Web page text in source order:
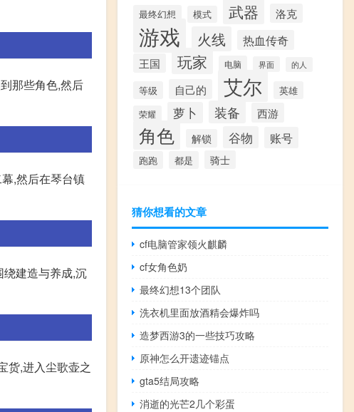
那些角色,然后
,然后在琴台镇
建造与养成,沉
货,进入尘歌壶之
最终幻想 模式 武器 洛克
游戏 火线 热血传奇
王国 玩家 电脑 界面 的人
等级 自己的 艾尔 英雄
荣耀 萝卜 装备 西游
角色 解锁 谷物 账号
跑跑 都是 骑士
猜你想看的文章
cf电脑管家领火麒麟
cf女角色奶
最终幻想13个团队
洗衣机里面放酒精会爆炸吗
造梦西游3的一些技巧攻略
原神怎么开遗迹锚点
gta5结局攻略
消逝的光芒2几个彩蛋